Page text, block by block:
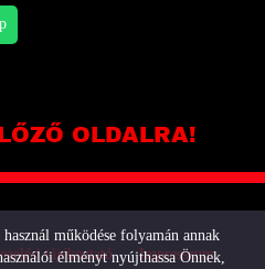
OLDALRA!
tájékoztató Impresszum
működése folyamán annak
élményt nyújthassa Önnek,